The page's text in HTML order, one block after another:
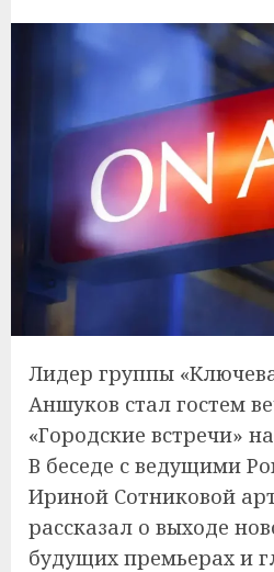
Лидер группы
Аншуков стал гостем
«Городские встречи»
В беседе с ведущими
Ириной Сотниковой
рассказал о выходе
будущих премьерах и